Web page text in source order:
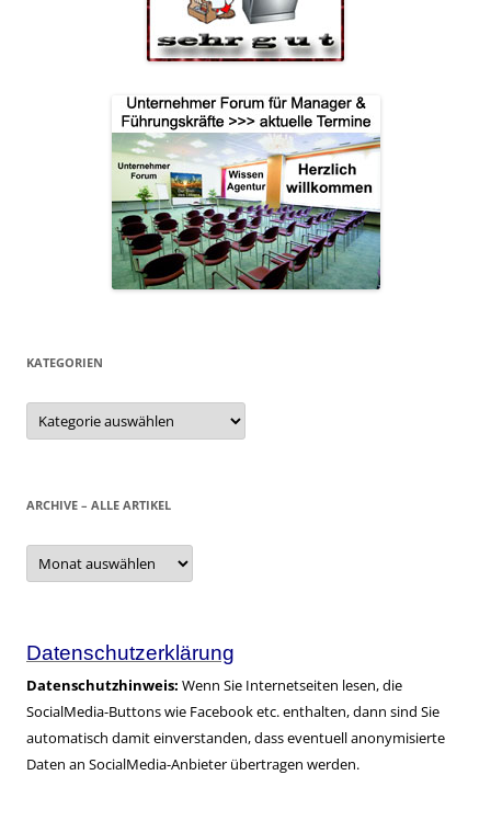
KATEGORIEN
Kategorien
ARCHIVE – ALLE ARTIKEL
Archive
alle
Datenschutzerklärung
Datenschutzhinweis: Wenn Sie Internetseiten lesen, die
SocialMedia-Buttons wie Facebook etc. enthalten, dann sind Sie
automatisch damit einverstanden, dass eventuell anonymisierte
Daten an SocialMedia-Anbieter übertragen werden.